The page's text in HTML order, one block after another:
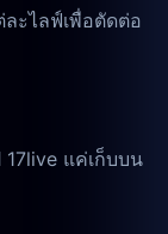
ะไลฟ์เพื่อตัดต่อ
แค่เก็บบน